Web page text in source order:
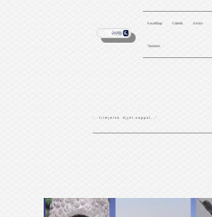
Kezdőlap Videók Archív
Tartalom
'. . . f i l m j e i n k é j j e l - n a p p a l . . .'